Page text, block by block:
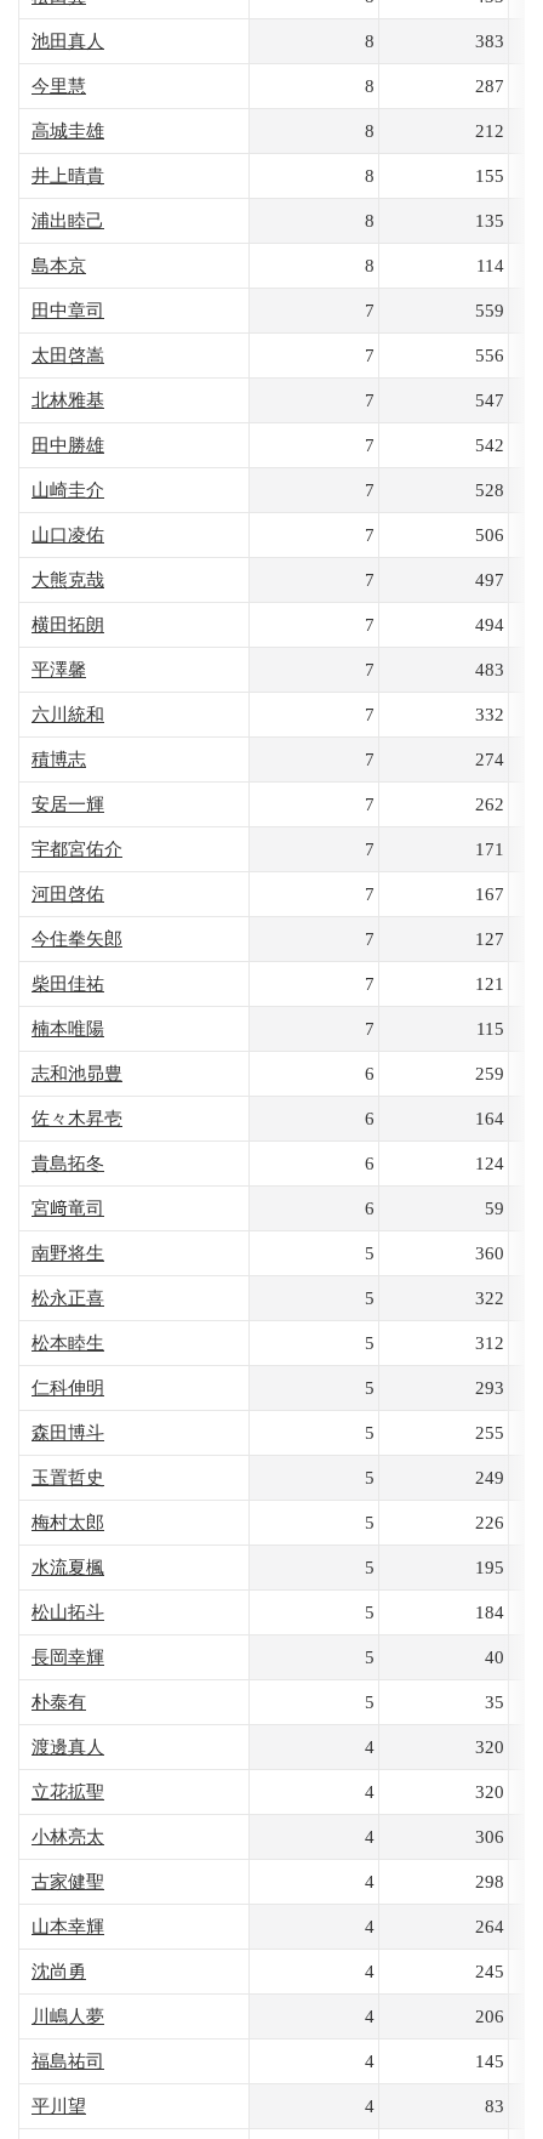
池田真人 8 383
今里慧 8 287
高城圭雄 8 212
井上晴貴 8 155
浦出睦己 8 135
島本京 8 114
田中章司 7 559
太田啓嵩 7 556
北林雅基 7 547
田中勝雄 7 542
山崎圭介 7 528
山口凌佑 7 506
大熊克哉 7 497
横田拓朗 7 494
平澤馨 7 483
六川統和 7 332
積博志 7 274
安居一輝 7 262
宇都宮佑介 7 171
河田啓佑 7 167
今住拳矢郎 7 127
柴田佳祐 7 121
楠本唯陽 7 115
志和池昴豊 6 259
佐々木昇壱 6 164
貴島拓冬 6 124
宮﨑竜司 6 59
南野将生 5 360
松永正喜 5 322
松本睦生 5 312
仁科伸明 5 293
森田博斗 5 255
玉置哲史 5 249
梅村太郎 5 226
水流夏楓 5 195
松山拓斗 5 184
長岡幸輝 5 40
朴泰有 5 35
渡邊真人 4 320
立花拡聖 4 320
小林亮太 4 306
古家健聖 4 298
山本幸輝 4 264
沈尚勇 4 245
川嶋人夢 4 206
福島祐司 4 145
平川望 4 83